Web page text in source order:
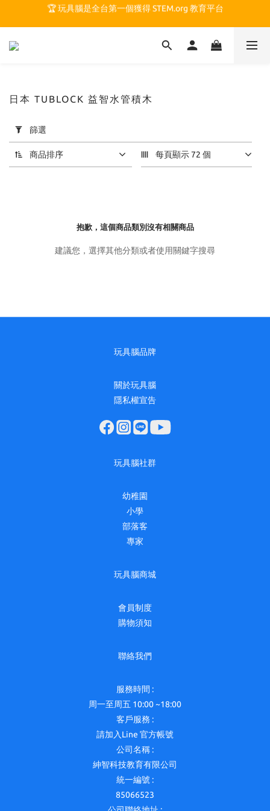
🏆 玩具腦是全台第一個獲得 STEM.org 教育平台
🏆 玩具腦是全台第一個獲得 STEM.org 教育平台
用
篩
選
(0/20)
日本 TUBLOCK 益智水管積木
篩選
商品排序 每頁顯示 72 個
抱歉，這個商品類別沒有相關商品
建議您，選擇其他分類或者使用關鍵字搜尋
玩具腦品牌
關於玩具腦
隱私權宣告
玩具腦社群
幼稚園
小學
部落客
專家
玩具腦商城
會員制度
購物須知
聯絡我們
服務時間 :
周一至周五 10:00 ~18:00
客戶服務 :
請加入Line 官方帳號
公司名稱 :
紳智科技教育有限公司
統一編號 :
85066523